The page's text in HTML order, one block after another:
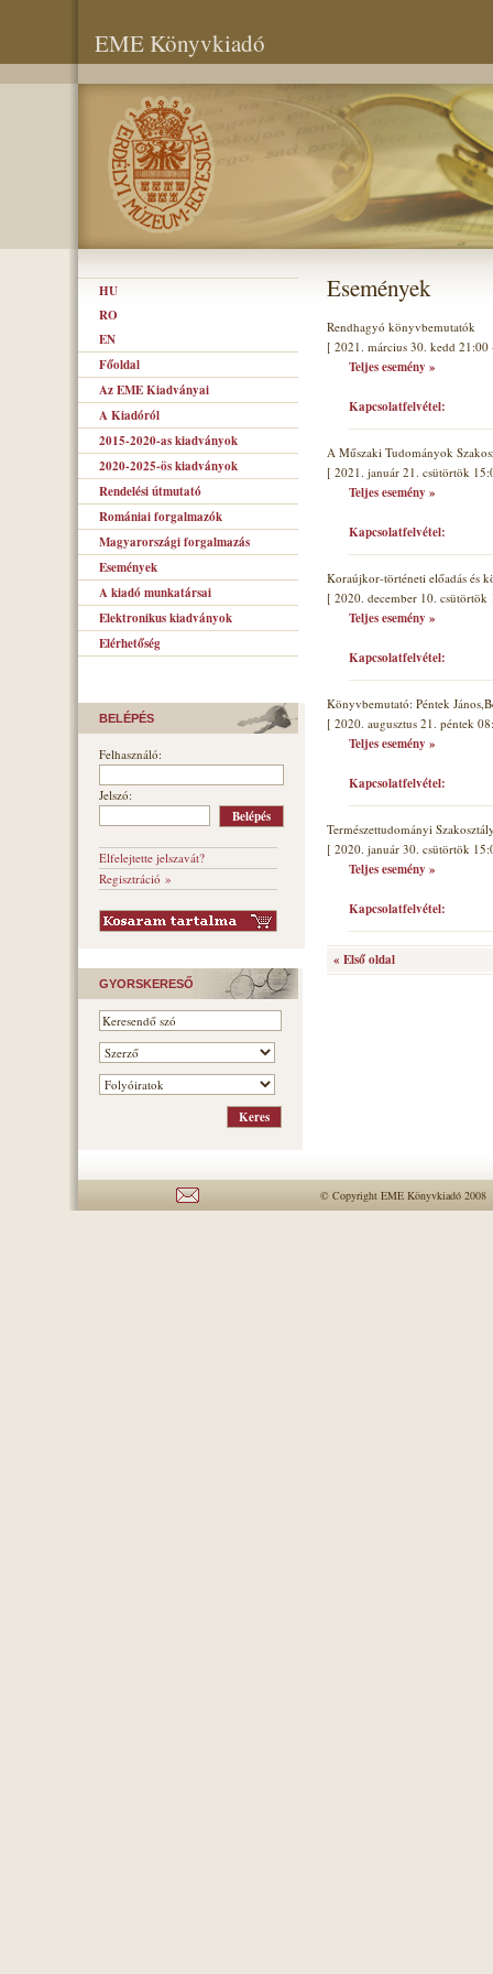
EME Könyvkiadó
HU
RO
EN
Főoldal
Az EME Kiadványai
A Kiadóról
2015-2020-as kiadványok
2020-2025-ös kiadványok
Rendelési útmutató
Romániai forgalmazók
Magyarországi forgalmazás
Események
A kiadó munkatársai
Elektronikus kiadványok
Elérhetőség
BELÉPÉS
Felhasználó:
Jelszó:
Elfelejtette jelszavát?
Regisztráció »
GYORSKERESŐ
Események
Rendhagyó könyvbemutatók
[ 2021. március 30. kedd
Teljes esemény »
Kapcsolatfelvétel:
A Műszaki Tudományok
[ 2021. január 21. csütörtök
Teljes esemény »
Kapcsolatfelvétel:
Koraújkor-történeti előadás és
[ 2020. december 10. csütörtök
Teljes esemény »
Kapcsolatfelvétel:
Könyvbemutató: Péntek
[ 2020. augusztus 21. péntek
Teljes esemény »
Kapcsolatfelvétel:
Természettudományi
[ 2020. január 30. csütörtök
Teljes esemény »
Kapcsolatfelvétel:
« Első oldal
© Copyright EME Könyvkiadó 2008